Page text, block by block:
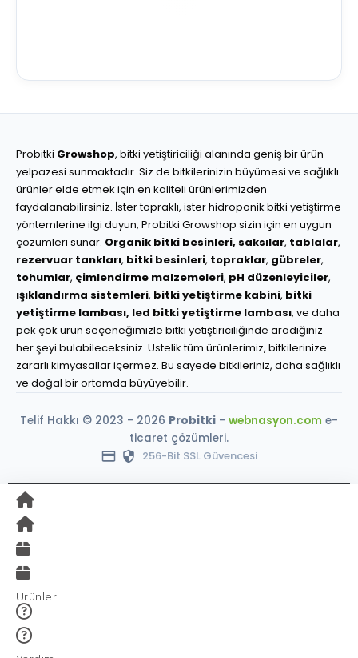
Probitki Growshop, bitki yetiştiriciliği alanında geniş bir ürün
yelpazesi sunmaktadır. Siz de bitkilerinizin büyümesi ve sağlıklı
ürünler elde etmek için en kaliteli ürünlerimizden
faydalanabilirsiniz. İster topraklı, ister hidroponik bitki yetiştirme
yöntemlerine ilgi duyun, Probitki Growshop sizin için en uygun
çözümleri sunar. Organik bitki besinleri, saksılar, tablalar,
rezervuar tankları, bitki besinleri, topraklar, gübreler,
tohumlar, çimlendirme malzemeleri, pH düzenleyiciler,
ışıklandırma sistemleri, bitki yetiştirme kabini, bitki
yetiştirme lambası, led bitki yetiştirme lambası, ve daha
pek çok ürün seçeneğimizle bitki yetiştiriciliğinde aradığınız
her şeyi bulabileceksiniz. Üstelik tüm ürünlerimiz, bitkilerinize
zararlı kimyasallar içermez. Bu sayede bitkileriniz, daha sağlıklı
ve doğal bir ortamda büyüyebilir.
Telif Hakkı © 2023 - 2026 Probitki - webnasyon.com e-
ticaret çözümleri.
256-Bit SSL Güvencesi
Ürünler